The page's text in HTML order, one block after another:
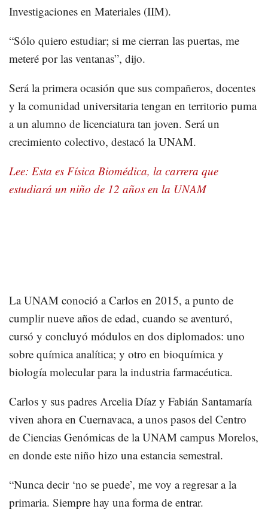
Investigaciones en Materiales (IIM).
“Sólo quiero estudiar; si me cierran las puertas, me
meteré por las ventanas”, dijo.
Será la primera ocasión que sus compañeros, docentes
y la comunidad universitaria tengan en territorio puma
a un alumno de licenciatura tan joven. Será un
crecimiento colectivo, destacó la UNAM.
Lee: Esta es Física Biomédica, la carrera que
estudiará un niño de 12 años en la UNAM
La UNAM conoció a Carlos en 2015, a punto de
cumplir nueve años de edad, cuando se aventuró,
cursó y concluyó módulos en dos diplomados: uno
sobre química analítica; y otro en bioquímica y
biología molecular para la industria farmacéutica.
Carlos y sus padres Arcelia Díaz y Fabián Santamaría
viven ahora en Cuernavaca, a unos pasos del Centro
de Ciencias Genómicas de la UNAM campus Morelos,
en donde este niño hizo una estancia semestral.
“Nunca decir ‘no se puede’, me voy a regresar a la
primaria. Siempre hay una forma de entrar.